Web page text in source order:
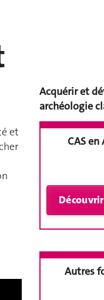
et
Acquérir et
archéologie
CAS
Autres